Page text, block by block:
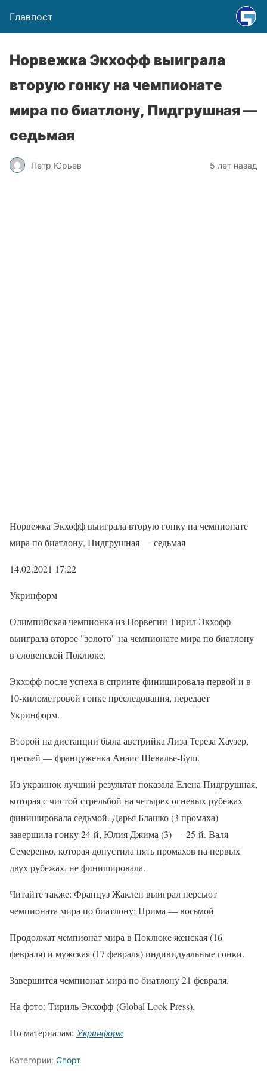
Главпост
Норвежка Экхофф выиграла
вторую гонку на чемпионате
мира по биатлону, Пидгрушная —
седьмая
Петр Юрьев 5 лет назад
Норвежка Экхофф выиграла вторую гонку на чемпионате
мира по биатлону, Пидгрушная — седьмая
14.02.2021 17:22
Укринформ
Олимпийская чемпионка из Норвегии Тирил Экхофф
выиграла второе "золото" на чемпионате мира по биатлону
в словенской Поклюке.
Экхофф после успеха в спринте финишировала первой и в
10-километровой гонке преследования, передает
Укринформ.
Второй на дистанции была австрийка Лиза Тереза ​​Хаузер,
третьей — француженка Анаис Шевалье-Буш.
Из украинок лучший результат показала Елена Пидгрушная,
которая с чистой стрельбой на четырех огневых рубежах
финишировала седьмой. Дарья Блашко (3 промаха)
завершила гонку 24-й, Юлия Джима (3) — 25-й. Валя
Семеренко, которая допустила пять промахов на первых
двух рубежах, не финишировала.
Читайте также: Француз Жаклен выиграл персьют
чемпионата мира по биатлону; Прима — восьмой
Продолжат чемпионат мира в Поклюке женская (16
февраля) и мужская (17 февраля) индивидуальные гонки.
Завершится чемпионат мира по биатлону 21 февраля.
На фото: Тириль Экхофф (Global Look Press).
По материалам: Укринформ
Категории: Спорт